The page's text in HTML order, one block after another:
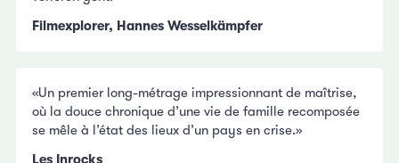
Filmexplorer, Hannes Wesselkämpfer
«Un premier long-métrage impressionnant de maîtrise,
où la douce chronique d’une vie de famille recomposée
se mêle à l’état des lieux d’un pays en crise.»
Les Inrocks